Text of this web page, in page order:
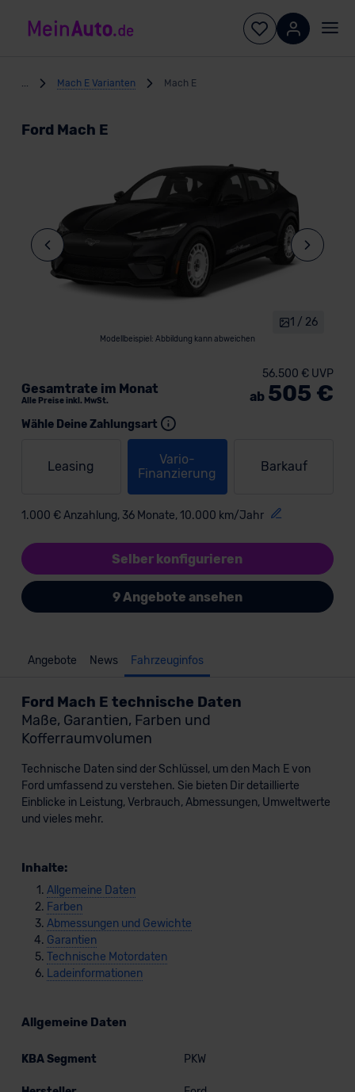
Mach E Varianten Mach E
Ford Mach E
Modellbeispiel: Abbildung kann abweichen
1 / 26
Wähle Deine Zahlungsart
Leasing
Vario-
Finanzierung
Barkauf
1.000 € Anzahlung, 36 Monate, 10.000 km/Jahr
Gesamtrate im Monat
Alle Preise inkl. MwSt.
56.500 € UVP
ab 505 €
Selber konfigurieren
9 Angebote ansehen
Angebote News Fahrzeuginfos
Ford Mach E technische Daten
Maße, Garantien, Farben und
Kofferraumvolumen
Technische Daten sind der Schlüssel, um den Mach E von
Ford umfassend zu verstehen. Sie bieten Dir detaillierte
Einblicke in Leistung, Verbrauch, Abmessungen, Umweltwerte
und vieles mehr.
Inhalte:
Allgemeine Daten
Farben
Abmessungen und Gewichte
Garantien
Technische Motordaten
Ladeinformationen
Allgemeine Daten
KBA Segment PKW